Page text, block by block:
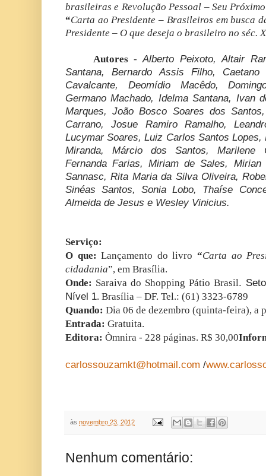
brasileiras e Revolução Pessoal – Seu
“Carta ao Presidente – Brasileiros em busca
Presidente – O que deseja o brasileiro no séc.
Autores -Alberto Peixoto, Altair
Santana, Bernardo Assis Filho,
Cavalcante, Deomídio Macêdo,
Germano Machado, Idelma Santana, Ivan
Marques, João Bosco Soares dos
Carrano, Josue Ramiro Ramalho,
Lucymar Soares, Luiz Carlos Santos
Miranda, Márcio dos Santos, Marilene
Fernanda Farias, Miriam de Sales,
Sannasc, Rita Maria da Silva Oliveira,
Sinéas Santos, Sonia Lobo, Thaíse
Almeida de Jesus e Wesley Vinicius.
Serviço:
O que:Lançamento do livro “Carta ao
cidadania”, em Brasília.
Onde: Saraiva do Shopping Pátio Brasil.
Nível 1. Brasília – DF. Tel.: (61) 3323-6789
Quando: Dia 06 de dezembro (quinta-feira), a
Entrada: Gratuita.
Editora: Òmnira - 228 páginas. R$ 30,00
carlossouzamkt@hotmail.com /
às novembro 23, 2012
Nenhum comentário: